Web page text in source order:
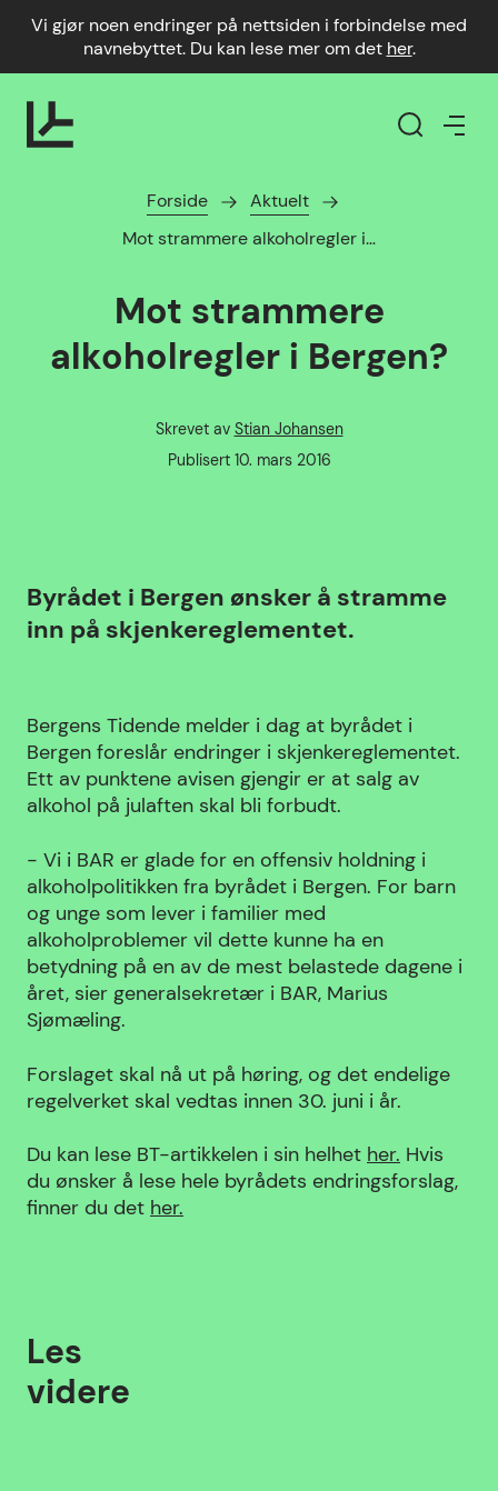
Vi gjør noen endringer på nettsiden i forbindelse med
navnebyttet. Du kan lese mer om det her.
Forside
Aktuelt
Mot strammere alkoholregler i…
Mot strammere
alkoholregler i Bergen?
Forfatter
Skrevet av Stian Johansen
Publisert dato
Publisert 10. mars 2016
Byrådet i Bergen ønsker å stramme
inn på skjenkereglementet.
Bergens Tidende melder i dag at byrådet i
Bergen foreslår endringer i skjenkereglementet.
Ett av punktene avisen gjengir er at salg av
alkohol på julaften skal bli forbudt.
- Vi i BAR er glade for en offensiv holdning i
alkoholpolitikken fra byrådet i Bergen. For barn
og unge som lever i familier med
alkoholproblemer vil dette kunne ha en
betydning på en av de mest belastede dagene i
året, sier generalsekretær i BAR, Marius
Sjømæling.
Forslaget skal nå ut på høring, og det endelige
regelverket skal vedtas innen 30. juni i år.
Du kan lese BT-artikkelen i sin helhet her. Hvis
du ønsker å lese hele byrådets endringsforslag,
finner du det her.
Les
videre